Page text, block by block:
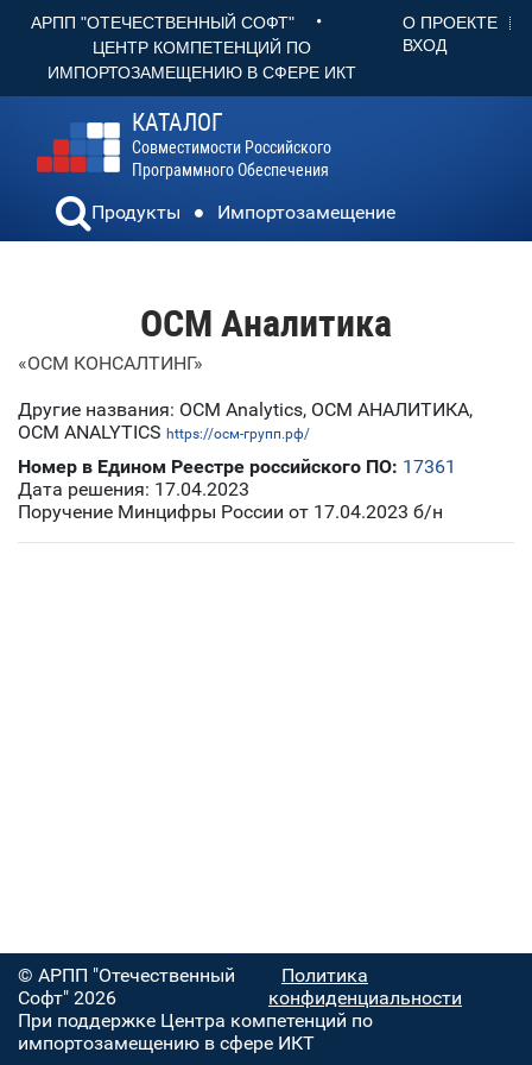
АРПП "ОТЕЧЕСТВЕННЫЙ СОФТ" •
ЦЕНТР КОМПЕТЕНЦИЙ ПО
ИМПОРТОЗАМЕЩЕНИЮ В СФЕРЕ ИКТ
О ПРОЕКТЕ
ВХОД
КАТАЛОГ
Совместимости Российского
Программного Обеспечения
Продукты Импортозамещение
ОСМ Аналитика
«ОСМ КОНСАЛТИНГ»
Другие названия: OCM Analytics, ОСМ АНАЛИТИКА,
OCM ANALYTICS https://осм-групп.рф/
Номер в Едином Реестре российского ПО: 17361
Дата решения: 17.04.2023
Поручение Минцифры России от 17.04.2023 б/н
© АРПП "Отечественный
Софт" 2026
Политика
конфиденциальности
При поддержке Центра компетенций по
импортозамещению в сфере ИКТ